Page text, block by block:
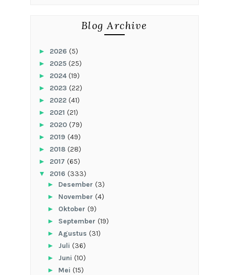
Blog Archive
► 2026 (5)
► 2025 (25)
► 2024(19)
► 2023 (22)
► 2022 (41)
► 2021 (21)
► 2020 (79)
► 2019 (49)
► 2018 (28)
► 2017 (65)
▼ 2016 (333)
► Desember (3)
► November (4)
► Oktober (9)
► September (19)
► Agustus (31)
► Juli (36)
► Juni (10)
► Mei (15)